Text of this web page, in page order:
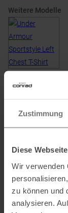
Zustimmung
Diese
Wir verwenden
zu können und
analysieren.
Der superweiche
Shirts bietet den
Details:
Weitere Modelle